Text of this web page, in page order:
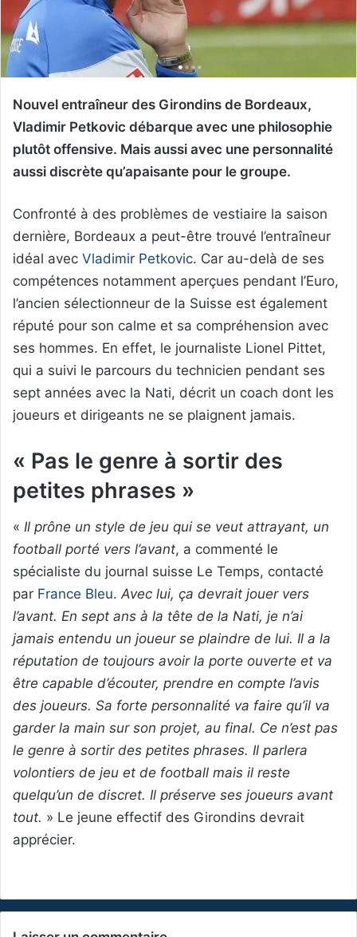
Nouvel entraîneur des Girondins de Bordeaux,
Vladimir Petkovic débarque avec une philosophie
plutôt offensive. Mais aussi avec une personnalité
aussi discrète qu’apaisante pour le groupe.
Confronté à des problèmes de vestiaire la saison
dernière, Bordeaux a peut-être trouvé l’entraîneur
idéal avec Vladimir Petkovic. Car au-delà de ses
compétences notamment aperçues pendant l’Euro,
l’ancien sélectionneur de la Suisse est également
réputé pour son calme et sa compréhension avec
ses hommes. En effet, le journaliste Lionel Pittet,
qui a suivi le parcours du technicien pendant ses
sept années avec la Nati, décrit un coach dont les
joueurs et dirigeants ne se plaignent jamais.
« Pas le genre à sortir des
petites phrases »
« Il prône un style de jeu qui se veut attrayant, un
football porté vers l’avant, a commenté le
spécialiste du journal suisse Le Temps, contacté
par France Bleu.Avec lui, ça devrait jouer vers
l’avant. En sept ans à la tête de la Nati, je n’ai
jamais entendu un joueur se plaindre de lui. Il a la
réputation de toujours avoir la porte ouverte et va
être capable d’écouter, prendre en compte l’avis
des joueurs. Sa forte personnalité va faire qu’il va
garder la main sur son projet, au final. Ce n’est pas
le genre à sortir des petites phrases. Il parlera
volontiers de jeu et de football mais il reste
quelqu’un de discret. Il préserve ses joueurs avant
tout. » Le jeune effectif des Girondins devrait
apprécier.